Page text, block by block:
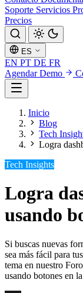
Soporte Servicios
Precios
ES
EN PT DE FR
Agendar Demo
Inicio
Blog
Tech
Logra
Tech Insights
Logra
usando
Si buscas nuevas
sea más fácil para
tema en nuestro
usando botones en